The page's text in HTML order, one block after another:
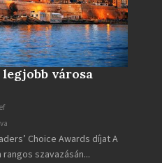
városa
Choice Awards díjat A
szavazásán...